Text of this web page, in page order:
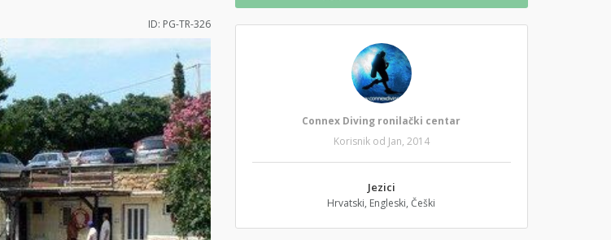
ID: PG-TR-326
Connex Diving ronilački centar
Korisnik od Jan, 2014
Jezici
Hrvatski, Engleski, Češki